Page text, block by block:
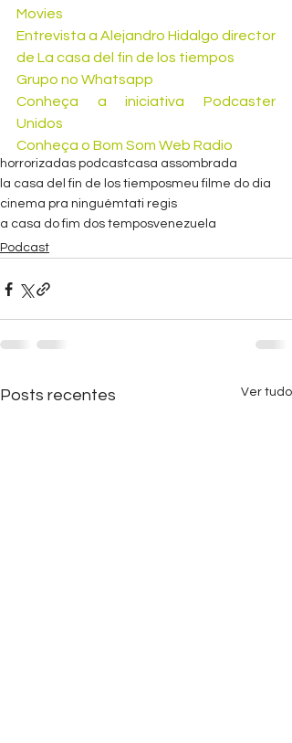
Movies
Entrevista a Alejandro Hidalgo director
de La casa del fin de los tiempos
Grupo no Whatsapp
Conheça a iniciativa Podcaster
Unidos
Conheça o Bom Som Web Radio
horrorizadas podcastcasa assombrada
la casa del fin de los tiemposmeu filme do dia
cinema pra ninguémtati regis
a casa do fim dos temposvenezuela
Podcast
Posts recentes Ver tudo